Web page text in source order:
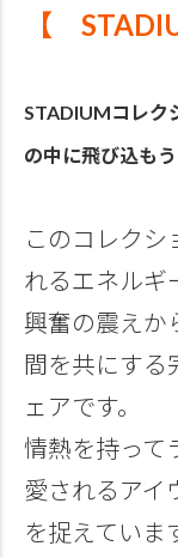
【
STADIUMコレク
の中に飛び込もう
このコレク
れるエネルギ
興奮の震えか
間を共にする
ェアです。
情熱を持って
愛されるアイ
を捉えていま